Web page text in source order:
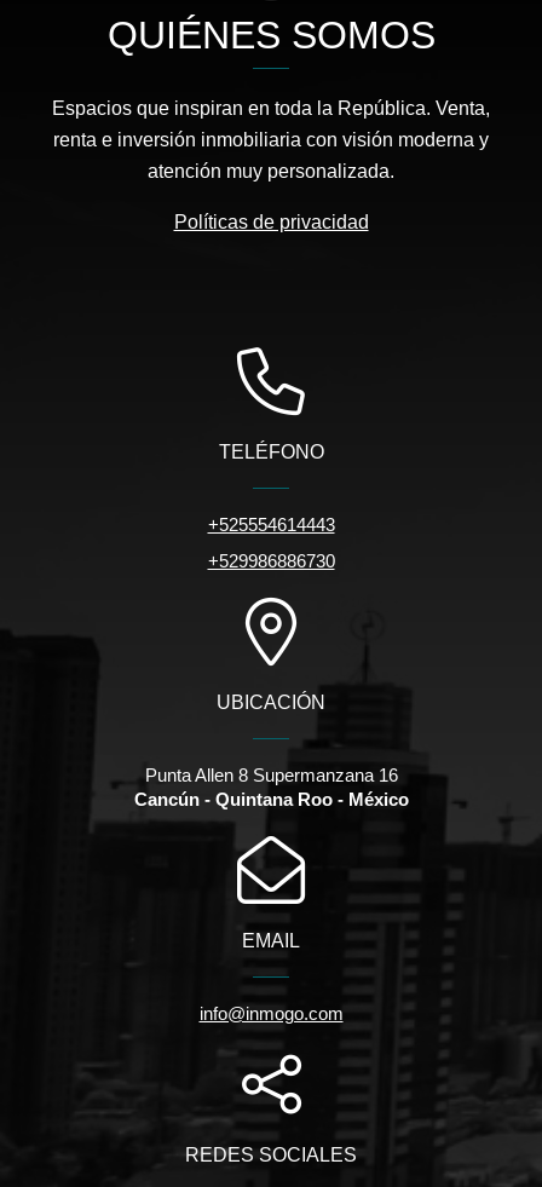
QUIÉNES SOMOS
Espacios que inspiran en toda la República. Venta,
renta e inversión inmobiliaria con visión moderna y
atención muy personalizada.
Políticas de privacidad
TELÉFONO
+525554614443
+529986886730
UBICACIÓN
Punta Allen 8 Supermanzana 16
Cancún - Quintana Roo - México
EMAIL
info@inmogo.com
REDES SOCIALES